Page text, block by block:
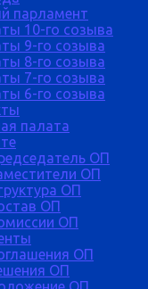
парламент
10-го созыва
9-го созыва
8-го созыва
7-го созыва
6-го созыва
палата
ОП
ОП
ОП
ОП
ОП
ОП
ОП